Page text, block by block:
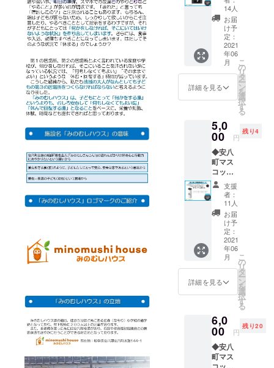
オリジ
ナルス
テッ
カー×１
14人
お届
け予
定：
2021
年06
月
詳細を見る
こ
の
リ
タ
ー
ン
を
選
択
す
る
5,0
00 円
残り4
◆安八
町マス
コット
キャラ
クター
「アン
ビー」
×Roam
Couch/
小川亮
さん オ
リジナ
ルボト
ル×１個
支援
者：
11人
お届
け予
定：
2021
年06
月
詳細を見る
こ
の
リ
タ
ー
ン
を
選
択
す
る
6,0
00 円
残り20
◆安八
町マス